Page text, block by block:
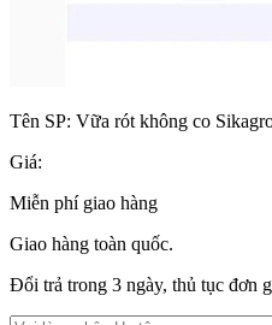
Tên SP: Vữa rót không co
Giá:
Miễn phí giao hàng
Giao hàng toàn quốc.
Đổi trả trong 3 ngày, thủ tục đơn